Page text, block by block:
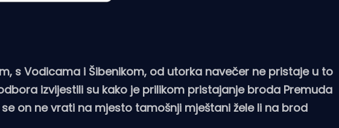
s Vodicama i Šibenikom, od utorka navečer ne pristaje u to
izvijestili su kako je prilikom pristajanje broda Premuda
on ne vrati na mjesto tamošnji mještani žele li na brod